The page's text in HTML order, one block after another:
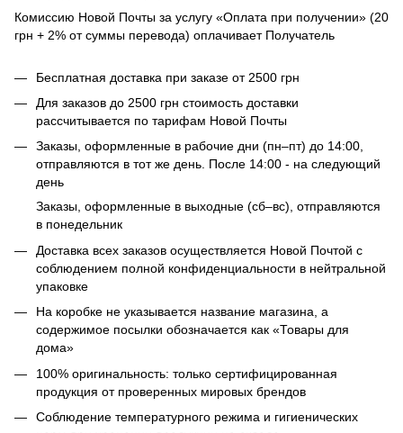
Комиссию Новой Почты за услугу «Оплата при получении» (20
грн + 2% от суммы перевода) оплачивает Получатель
Бесплатная доставка при заказе от 2500 грн
Для заказов до 2500 грн стоимость доставки
рассчитывается по тарифам Новой Почты
Заказы, оформленные в рабочие дни (пн–пт) до 14:00,
отправляются в тот же день. После 14:00 - на следующий
день
Заказы, оформленные в выходные (сб–вс), отправляются
в понедельник
Доставка всех заказов осуществляется Новой Почтой с
соблюдением полной конфиденциальности в нейтральной
упаковке
На коробке не указывается название магазина, а
содержимое посылки обозначается как «Товары для
дома»
100% оригинальность: только сертифицированная
продукция от проверенных мировых брендов
Соблюдение температурного режима и гигиенических